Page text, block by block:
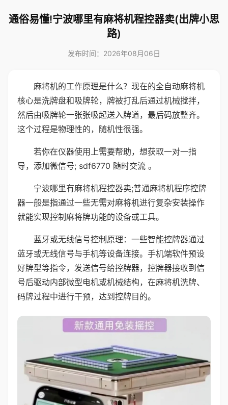
通俗易懂!宁波哪里有麻将机程控器卖(出牌小思
路)
发布时间：2026年08月06日
麻将机的工作原理是什么？现在的全自动麻将机
核心是洗牌盘和吸牌轮，牌被打乱后通过机械搅拌，
然后由吸牌轮一张张吸起送入牌道，最后码放整齐。
这个过程是物理性的，随机性很强。
若你在仪器使用上需要帮助，想获取一对一指
导，添加微信号; sdf6770 随时交流 。
宁波哪里有麻将机程控器卖;普通麻将机程序控牌
器一般是指通过一些无需对麻将机进行复杂安装操作
就能实现控制麻将牌功能的设备或工具。
蓝牙或无线信号控制原理：一些智能控牌器通过
蓝牙或无线信号与手机等设备连接。手机端软件预设
好牌型等指令，发送信号给控牌器，控牌器接收到信
号后驱动内部微型电机或机械结构，在麻将机洗牌、
码牌过程中进行干预，达到控牌目的。